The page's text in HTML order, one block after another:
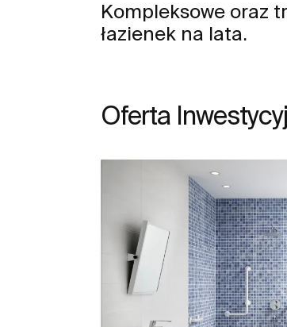
Kompleksowe oraz
łazienek na lata.
Oferta